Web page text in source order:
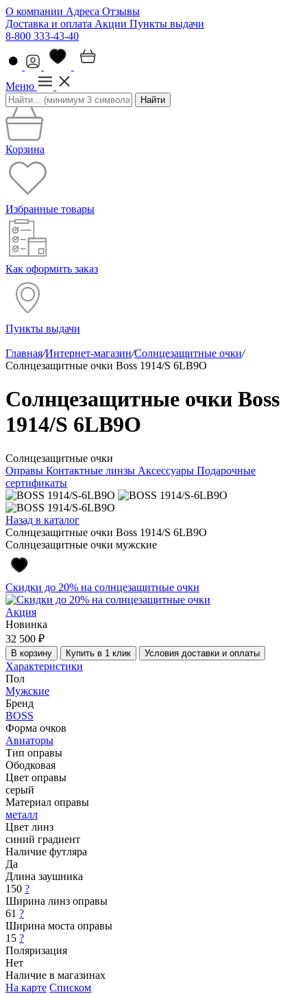
О компании Адреса Отзывы
Доставка и оплата Акции Пункты выдачи
8-800 333-43-40
Меню
Найти
Корзина
Избранные товары
Как оформить заказ
Пункты выдачи
Главная/Интернет-магазин/Солнцезащитные очки/
Солнцезащитные очки Boss 1914/S 6LB9O
Солнцезащитные очки Boss
1914/S 6LB9O
Солнцезащитные очки
Оправы Контактные линзы Аксессуары Подарочные
сертификаты
Назад в каталог
Солнцезащитные очки Boss 1914/S 6LB9O
Солнцезащитные очки мужские
Скидки до 20% на солнцезащитные очки
Акция
Новинка
32 500 ₽
В корзину Купить в 1 клик Условия доставки и оплаты
Характеристики
Пол
Мужские
Бренд
BOSS
Форма очков
Авиаторы
Тип оправы
Ободковая
Цвет оправы
серый
Материал оправы
металл
Цвет линз
синий градиент
Наличие футляра
Да
Длина заушника
150 ?
Ширина линз оправы
61 ?
Ширина моста оправы
15 ?
Поляризация
Нет
Наличие в магазинах
На карте Списком